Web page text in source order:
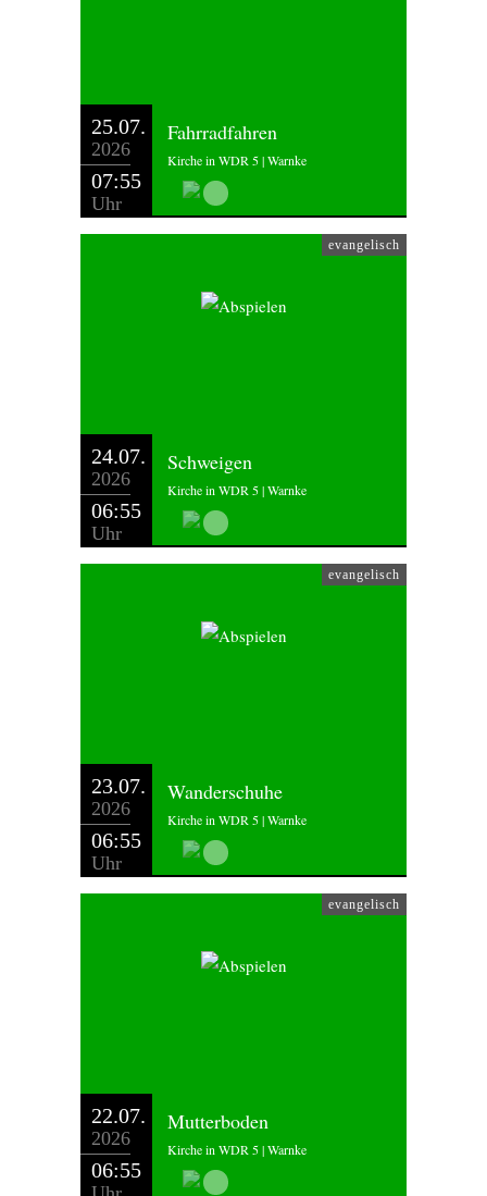
25.07.
2026
07:55
Uhr
Fahrradfahren
Kirche in WDR 5 | Warnke
evangelisch
24.07.
2026
06:55
Uhr
Schweigen
Kirche in WDR 5 | Warnke
evangelisch
23.07.
2026
06:55
Uhr
Wanderschuhe
Kirche in WDR 5 | Warnke
evangelisch
22.07.
2026
06:55
Mutterboden
Kirche in WDR 5 | Warnke